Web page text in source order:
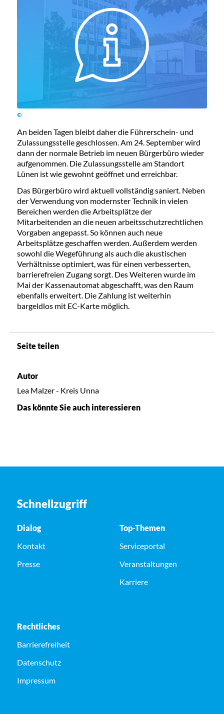
©
An beiden Tagen bleibt daher die Führerschein- und
Zulassungsstelle geschlossen. Am 24. September wird
dann der normale Betrieb im neuen Bürgerbüro wieder
aufgenommen. Die Zulassungsstelle am Standort
Lünen ist wie gewohnt geöffnet und erreichbar.
Das Bürgerbüro wird aktuell vollständig saniert. Neben
der Verwendung von modernster Technik in vielen
Bereichen werden die Arbeitsplätze der
Mitarbeitenden an die neuen arbeitsschutzrechtlichen
Vorgaben angepasst. So können auch neue
Arbeitsplätze geschaffen werden. Außerdem werden
sowohl die Wegeführung als auch die akustischen
Verhältnisse optimiert, was für einen verbesserten,
barrierefreien Zugang sorgt. Des Weiteren wurde im
Mai der Kassenautomat abgeschafft, was den Raum
ebenfalls erweitert. Die Zahlung ist weiterhin
bargeldlos mit EC-Karte möglich.
Seite teilen
Autor
Lea Malzer - Kreis Unna
Das könnte Sie auch interessieren
Schnellzugriff
Dialog
Kontakt
Presse
Top-Themen
Serviceportal
Veranstaltungen
Karriere
Rechtliches
Barrierefreiheit
Datenschutz
Impressum